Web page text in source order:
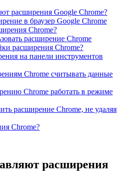
расширения Google Chrome?
в браузер Google Chrome
Chrome?
расширение Chrome
расширения Chrome?
на панели инструментов
Chrome считывать данные
Chrome работать в режиме
расширение Chrome, не удаляя
Chrome?
расширения